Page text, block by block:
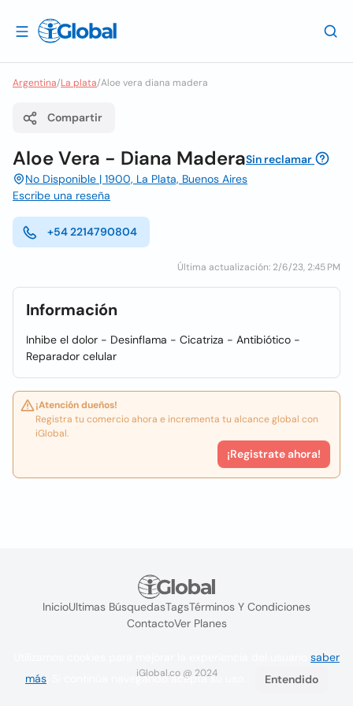
Argentina/La plata/Aloe vera diana madera
Compartir
Aloe Vera - Diana MaderaSin reclamar
No Disponible | 1900, La Plata, Buenos Aires
Escribe una reseña
+54 2214790804
Última actualización: 2/6/23, 2:45 PM
Información
Inhibe el dolor - Desinflama - Cicatriza - Antibiótico -
Reparador celular
¡Atención dueños!
Registra tu comercio ahora e incrementa tu alcance global con
iGlobal.
¡Registrate ahora!
InicioUltimas BúsquedasTagsTérminos Y Condiciones
ContactoVer Planes
iGlobal.co @ 2024
saber
más . Si continúa navegando acepta su uso. Entendido